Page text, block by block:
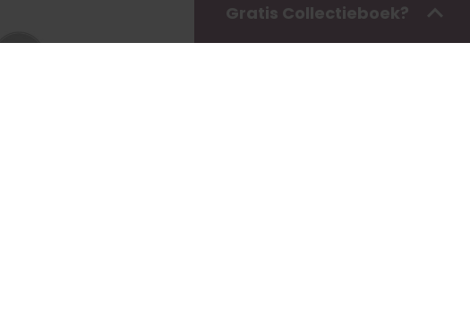
Gratis Collectieboek?